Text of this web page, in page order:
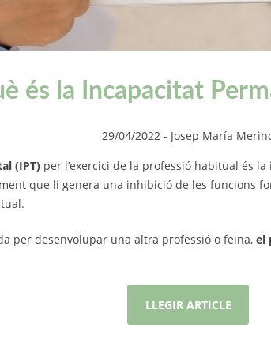
és la Incapacitat
29/04/2022 - Josep María
(IPT) per l’exercici de la professió habitual és
que li genera una inhibició de les funcions
per desenvolupar una altra professió o feina, el
LLEGIR ARTICLE